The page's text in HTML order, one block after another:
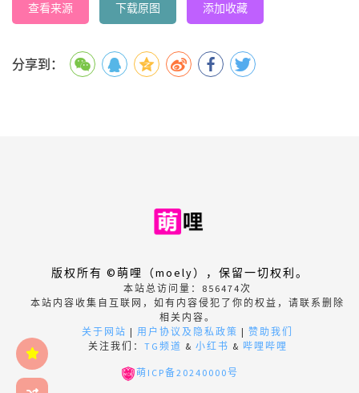
查看来源 下载原图 添加收藏
分享到：
版权所有 ©萌哩（moely），保留一切权利。
本站总访问量： 856474次
本站内容收集自互联网，如有内容侵犯了你的权益，请联系删除
相关内容。
关于网站 | 用户协议及隐私政策 | 赞助我们
关注我们： TG频道 & 小红书 & 哔哩哔哩
萌ICP备20240000号